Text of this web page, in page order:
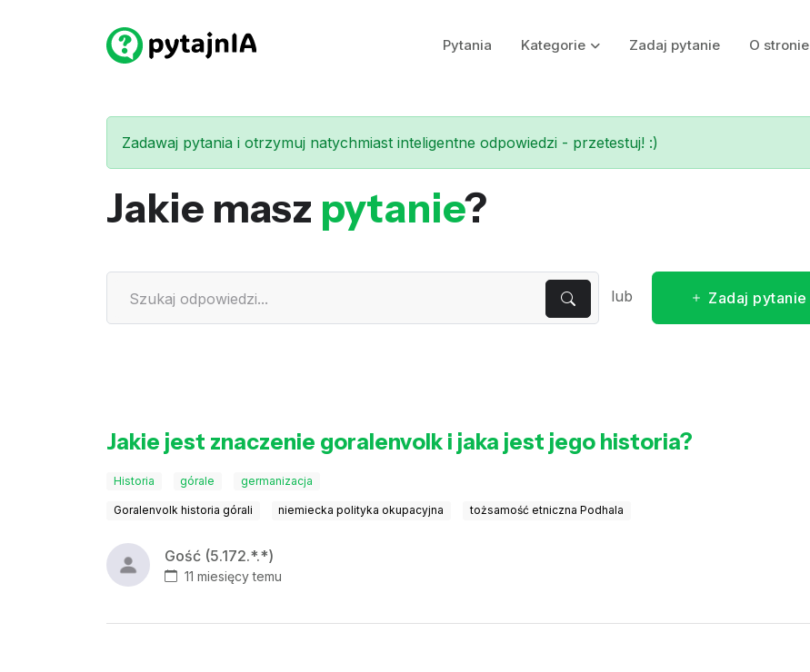
Pytania Kategorie Zadaj pytanie O stronie
Zadawaj pytania i otrzymuj natychmiast inteligentne odpowiedzi - przetestuj! :)
Jakie masz pytanie?
lub Zadaj pytanie
Jakie jest znaczenie goralenvolk i jaka jest jego historia?
Historia górale germanizacja
Goralenvolk historia górali niemiecka polityka okupacyjna tożsamość etniczna Podhala
Gość (5.172.*.*)
11 miesięcy temu